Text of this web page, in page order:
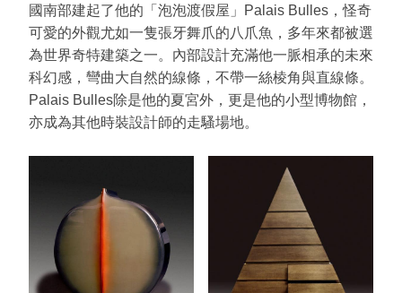
國南部建起了他的「泡泡渡假屋」Palais Bulles，怪奇
可愛的外觀尤如一隻張牙舞爪的八爪魚，多年來都被選
為世界奇特建築之一。內部設計充滿他一脈相承的未來
科幻感，彎曲大自然的線條，不帶一絲棱角與直線條。
Palais Bulles除是他的夏宮外，更是他的小型博物館，
亦成為其他時裝設計師的走騷場地。